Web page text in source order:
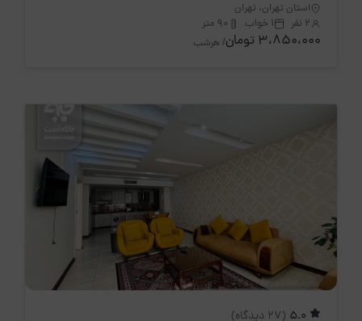
استان تهران، تهران
2 نفر
1 خواب 90 متر
3،850،000 تومان / هرشب
(27 دیدگاه)